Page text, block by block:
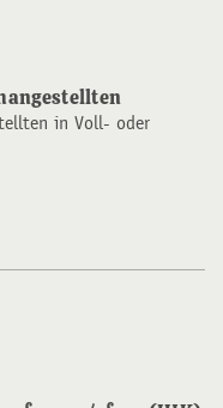
in Voll- oder